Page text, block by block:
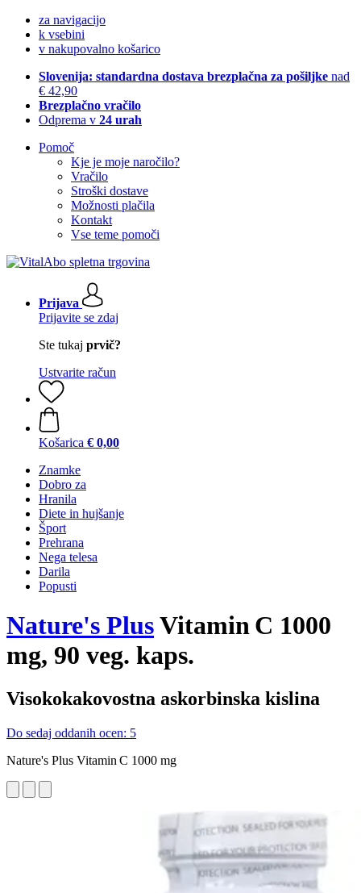
za navigacijo
k vsebini
v nakupovalno košarico
Slovenija: standardna dostava brezplačna za pošiljke nad
€ 42,90
Brezplačno vračilo
Odprema v 24 urah
Pomoč
Kje je moje naročilo?
Vračilo
Stroški dostave
Možnosti plačila
Kontakt
Vse teme pomoči
Prijava
Prijavite se zdaj
Ste tukaj prvič?
Ustvarite račun
Košarica € 0,00
Znamke
Dobro za
Hranila
Diete in hujšanje
Šport
Prehrana
Nega telesa
Darila
Popusti
Nature's PlusVitamin C 1000
mg, 90 veg. kaps.
Visokokakovostna askorbinska kislina
Do sedaj oddanih ocen: 5
Nature's Plus Vitamin C 1000 mg